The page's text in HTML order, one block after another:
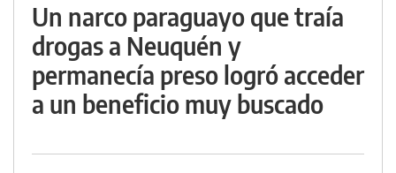
Un narco paraguayo que traía
drogas a Neuquén y
permanecía preso logró acceder
a un beneficio muy buscado